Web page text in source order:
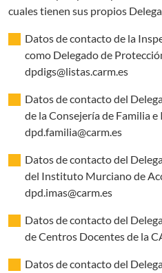
cuales tienen sus propios
Datos de contacto de la
como Delegado de
dpdigs@listas.carm.es
Datos de contacto del
de la Consejería de Familia
dpd.familia@carm.es
Datos de contacto del
del Instituto Murciano de
dpd.imas@carm.es
Datos de contacto del
de Centros Docentes de la
Datos de contacto del